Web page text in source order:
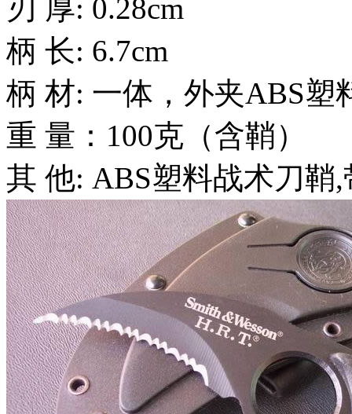
刃 厚: 0.28cm
柄 长: 6.7cm
柄 材: 一体，外夹ABS塑
重 量：100克（含鞘）
其 他: ABS塑料战术刀鞘